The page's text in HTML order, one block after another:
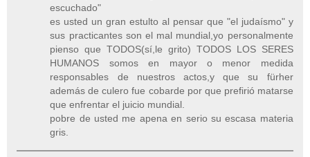
escuchado"
es usted un gran estulto al pensar que "el judaísmo" y
sus practicantes son el mal mundial,yo personalmente
pienso que TODOS(sí,le grito) TODOS LOS SERES
HUMANOS somos en mayor o menor medida
responsables de nuestros actos,y que su fürher
además de culero fue cobarde por que prefirió matarse
que enfrentar el juicio mundial.
pobre de usted me apena en serio su escasa materia
gris.